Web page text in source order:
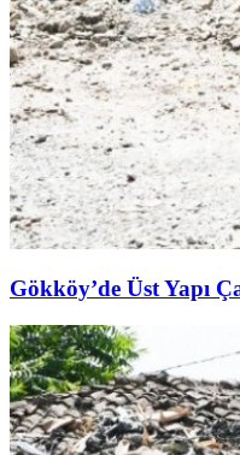
Gökköy’de Üst Yapı